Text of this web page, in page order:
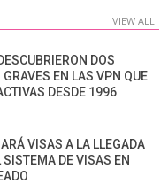
VIEW ALL
DOS
EN LAS VPN QUE
DESDE 1996
VISAS A LA LLEGADA
SISTEMA DE VISAS EN